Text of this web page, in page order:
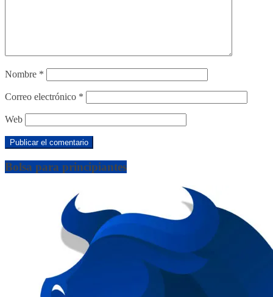
Nombre *
Correo electrónico *
Web
Bolsa para principiantes